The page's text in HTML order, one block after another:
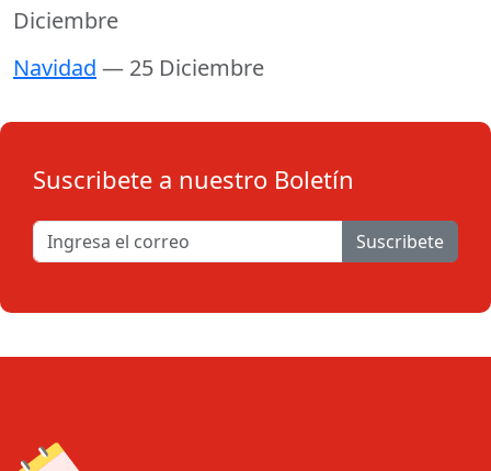
Diciembre
Navidad — 25 Diciembre
Suscribete a nuestro Boletín
Suscribete